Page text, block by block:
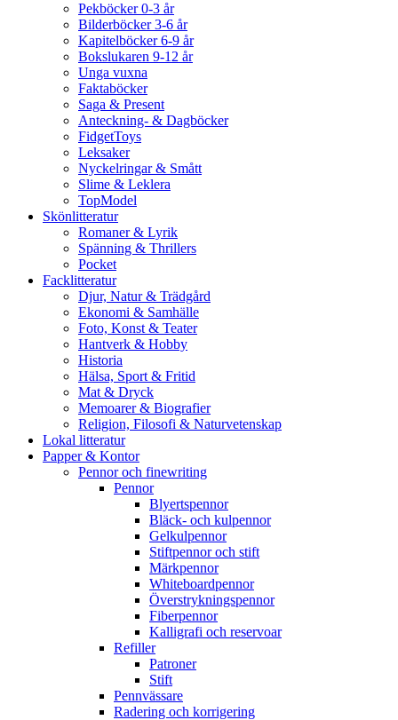
Pekböcker 0-3 år
Bilderböcker 3-6 år
Kapitelböcker 6-9 år
Bokslukaren 9-12 år
Unga vuxna
Faktaböcker
Saga & Present
Anteckning- & Dagböcker
FidgetToys
Leksaker
Nyckelringar & Smått
Slime & Leklera
TopModel
Skönlitteratur
Romaner & Lyrik
Spänning & Thrillers
Pocket
Facklitteratur
Djur, Natur & Trädgård
Ekonomi & Samhälle
Foto, Konst & Teater
Hantverk & Hobby
Historia
Hälsa, Sport & Fritid
Mat & Dryck
Memoarer & Biografier
Religion, Filosofi & Naturvetenskap
Lokal litteratur
Papper & Kontor
Pennor och finewriting
Pennor
Blyertspennor
Bläck- och kulpennor
Gelkulpennor
Stiftpennor och stift
Märkpennor
Whiteboardpennor
Överstrykningspennor
Fiberpennor
Kalligrafi och reservoar
Refiller
Patroner
Stift
Pennvässare
Radering och korrigering